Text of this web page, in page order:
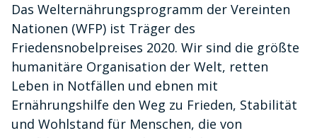
Das Welternährungsprogramm der Vereinten
Nationen (WFP) ist Träger des
Friedensnobelpreises 2020. Wir sind die größte
humanitäre Organisation der Welt, retten
Leben in Notfällen und ebnen mit
Ernährungshilfe den Weg zu Frieden, Stabilität
und Wohlstand für Menschen, die von